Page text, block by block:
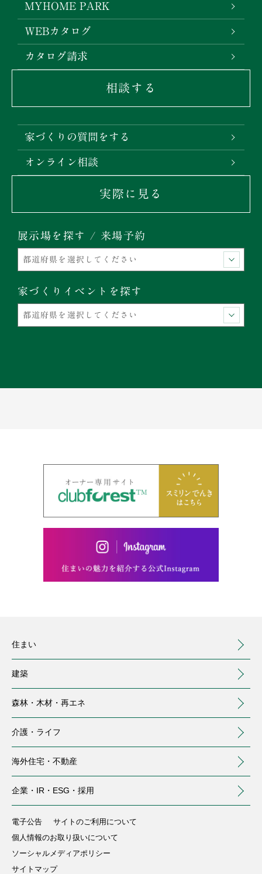
MYHOME PARK
WEBカタログ
カタログ請求
相談する
家づくりの質問をする
オンライン相談
実際に見る
展示場を探す / 来場予約
家づくりイベントを探す
住まい
建築
森林・木材・ 再エネ
介護・ ライフ
海外住宅・ 不動産
企業・IR・ ESG・採用
注文住宅
分譲住宅・土地
事業用建築
中大規模木造建築
(MOCCA)
トップ
国内森林
介護サービス
庭のお手入れ （別ウィンドウで開く）
トップ
会社情報
電子公告
サイトのご利用について
個人情報のお取り扱いについて
ソーシャルメディアポリシー
サイトマップ